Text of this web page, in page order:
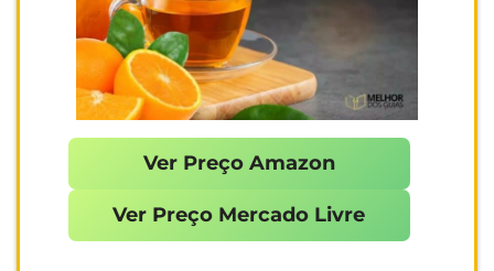
Ver Preço Amazon
Ver Preço Mercado Livre